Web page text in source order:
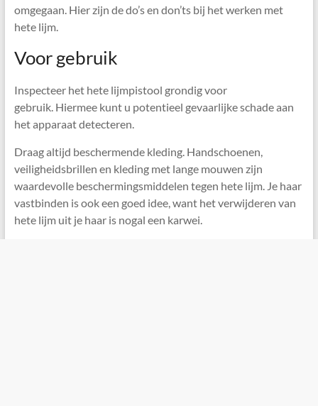
omgegaan. Hier zijn de do’s en don’ts bij het werken met
hete lijm.
Voor gebruik
Inspecteer het hete lijmpistool grondig voor
gebruik. Hiermee kunt u potentieel gevaarlijke schade aan
het apparaat detecteren.
Draag altijd beschermende kleding. Handschoenen,
veiligheidsbrillen en kleding met lange mouwen zijn
waardevolle beschermingsmiddelen tegen hete lijm. Je haar
vastbinden is ook een goed idee, want het verwijderen van
hete lijm uit je haar is nogal een karwei.